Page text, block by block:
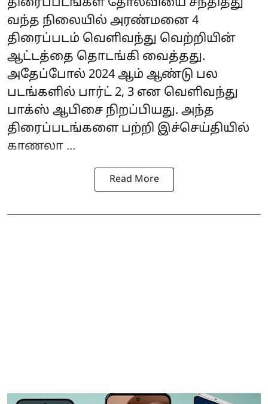
வந்த நிலையில் அரண்மனை 4
திரைப்படம் வெளிவந்து வெற்றியின்
ஆட்டத்தை தொடங்கி வைத்தது.
அதேப்போல் 2024 ஆம் ஆண்டு பல
படங்களில் பார்ட் 2, 3 என வெளிவந்து
பாக்ஸ் ஆபிசை நிறப்பியது. அந்த
திரைப்படங்களை பற்றி இச்செய்தியில்
காணலா ...
Read More